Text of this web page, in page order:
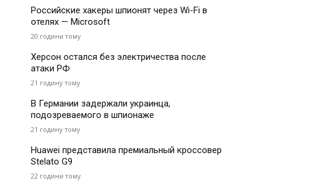
Российские хакеры шпионят через Wi-Fi в
отелях — Microsoft
20 години тому
Херсон остался без электричества после
атаки РФ
21 годину тому
В Германии задержали украинца,
подозреваемого в шпионаже
21 годину тому
Huawei представила премиальный кроссовер
Stelato G9
22 години тому